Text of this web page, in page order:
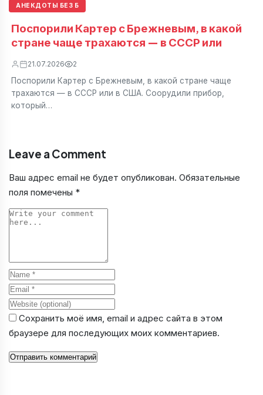
АНЕКДОТЫ БЕЗ Б
Поспорили Картер с Брежневым, в какой
стране чаще трахаются — в СССР или
21.07.2026 2
Поспорили Картер с Брежневым, в какой стране чаще
трахаются — в СССР или в США. Соорудили прибор,
который…
Leave a Comment
Ваш адрес email не будет опубликован. Обязательные
поля помечены *
Comment
Name
Email
Website
Сохранить моё имя, email и адрес сайта в этом
браузере для последующих моих комментариев.
Отправить комментарий